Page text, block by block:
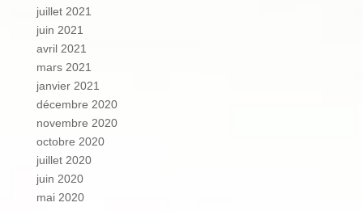
juillet 2021
juin 2021
avril 2021
mars 2021
janvier 2021
décembre 2020
novembre 2020
octobre 2020
juillet 2020
juin 2020
mai 2020